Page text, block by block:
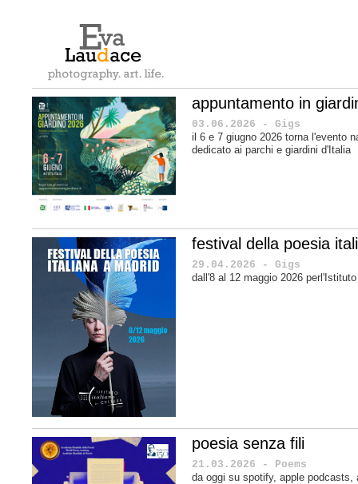
appuntamento in
03.06.2026 - Gigs
il 6 e 7 giugno 2026 torna l'evento
dedicato ai parchi e giardini d'Italia
festival della poesia
29.04.2026 - Gigs
dall'8 al 12 maggio 2026
poesia senza fili
21.03.2026 - Poems
da oggi su spotify, apple